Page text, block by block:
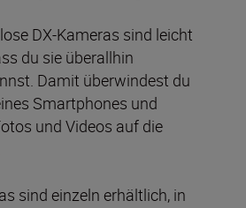
DX-Kameras sind leicht
du sie überallhin
Damit überwindest du
Smartphones und
und Videos auf die
sind einzeln erhältlich, in